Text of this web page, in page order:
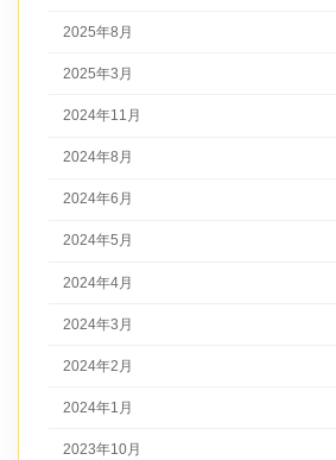
2025年8月
2025年3月
2024年11月
2024年8月
2024年6月
2024年5月
2024年4月
2024年3月
2024年2月
2024年1月
2023年10月